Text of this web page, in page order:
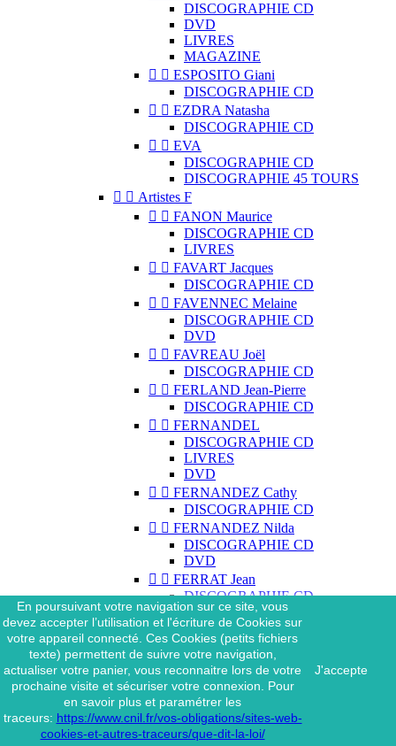
DISCOGRAPHIE CD
DVD
LIVRES
MAGAZINE
  ESPOSITO Giani
DISCOGRAPHIE CD
  EZDRA Natasha
DISCOGRAPHIE CD
  EVA
DISCOGRAPHIE CD
DISCOGRAPHIE 45 TOURS
  Artistes F
  FANON Maurice
DISCOGRAPHIE CD
LIVRES
  FAVART Jacques
DISCOGRAPHIE CD
  FAVENNEC Melaine
DISCOGRAPHIE CD
DVD
  FAVREAU Joël
DISCOGRAPHIE CD
  FERLAND Jean-Pierre
DISCOGRAPHIE CD
  FERNANDEL
DISCOGRAPHIE CD
LIVRES
DVD
  FERNANDEZ Cathy
DISCOGRAPHIE CD
  FERNANDEZ Nilda
DISCOGRAPHIE CD
DVD
  FERRAT Jean
DISCOGRAPHIE CD
DISCOGRAPHIE 45 TOURS
DISCOGRAPHIE 33 TOURS
DVD
MAGAZINE
  FERRAT Jean & SES
INTERPRÈTES
DISCOGRAPHIE CD
  FERRÉ Léo
En poursuivant votre navigation sur ce site, vous
devez accepter l’utilisation et l'écriture de Cookies sur
votre appareil connecté. Ces Cookies (petits fichiers
texte) permettent de suivre votre navigation,
actualiser votre panier, vous reconnaitre lors de votre
prochaine visite et sécuriser votre connexion. Pour
en savoir plus et paramétrer les
traceurs: https://www.cnil.fr/vos-obligations/sites-web-
cookies-et-autres-traceurs/que-dit-la-loi/
J'accepte